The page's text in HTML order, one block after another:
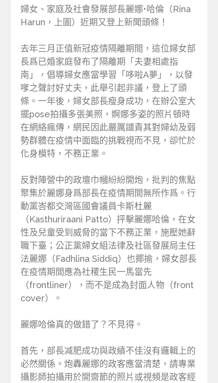
婦女、家庭及社會發展部長麗娜•哈倫（Rina
Harun，上圖）近期又登上新聞頭條！
去年三月正值新冠疫情隔離期間，這位婦女部
長爲已婚家庭發布了隔離期「夫妻相處指
南」，倡導婦女應當學習「哆啦A夢」，以發
嗲之聲討好丈夫，此舉引起非議，登上了頭
條。一年後，婦女部長瘦身成功，在辦公室大
擺pose拍攝多張美照，婀娜多姿的照片頓時
在網絡瘋傳，網民因此嚴厲譴責其對婦幼及弱
勢群體在疫情中面臨的挑戰視而不見，卻忙於
化身模特，不務正業。
反對陣營中的政壇巾幗紛紛開炮，批判的焦點
聚集於麗娜身爲部長在疫情期間無所作爲。行
動黨峇都交灣區國會議員卡斯杜麗
（Kasthuriraani Patto）抨擊麗娜哈倫，在女
性及兒童受到威脅的當下不務正業，施壓她辭
職下臺；公正黨婦女組法律及社區發展局主任
法麗娜（Fadhlina Siddiq）也揶揄，婦女部長
在疫情期間應為社稷生民一馬當先
（frontliner），而不是成為封面人物（front
cover）。
麗娜哈倫真的做錯了？不見得。
首先，部長减肥成功與政績不佳沒有邏輯上的
必然關係。炮轟麗娜的政客應當清楚，請專業
攝影師拍攝用於開齋節的照片或視頻是政客經